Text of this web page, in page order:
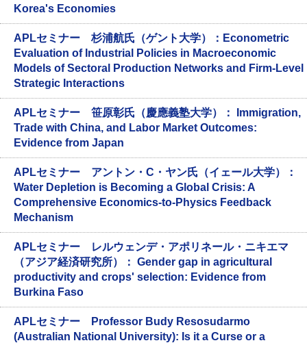
Korea's Economies
APLセミナー 杉浦航氏（ゲント大学）：Econometric
Evaluation of Industrial Policies in Macroeconomic
Models of Sectoral Production Networks and Firm-Level
Strategic Interactions
APLセミナー 笹原彰氏（慶應義塾大学）： Immigration,
Trade with China, and Labor Market Outcomes:
Evidence from Japan
APLセミナー アントン・C・ヤン氏（イェール大学）：
Water Depletion is Becoming a Global Crisis: A
Comprehensive Economics-to-Physics Feedback
Mechanism
APLセミナー レルウェンデ・アポリネール・ニキエマ
（アジア経済研究所）： Gender gap in agricultural
productivity and crops' selection: Evidence from
Burkina Faso
APLセミナー Professor Budy Resosudarmo
(Australian National University): Is it a Curse or a